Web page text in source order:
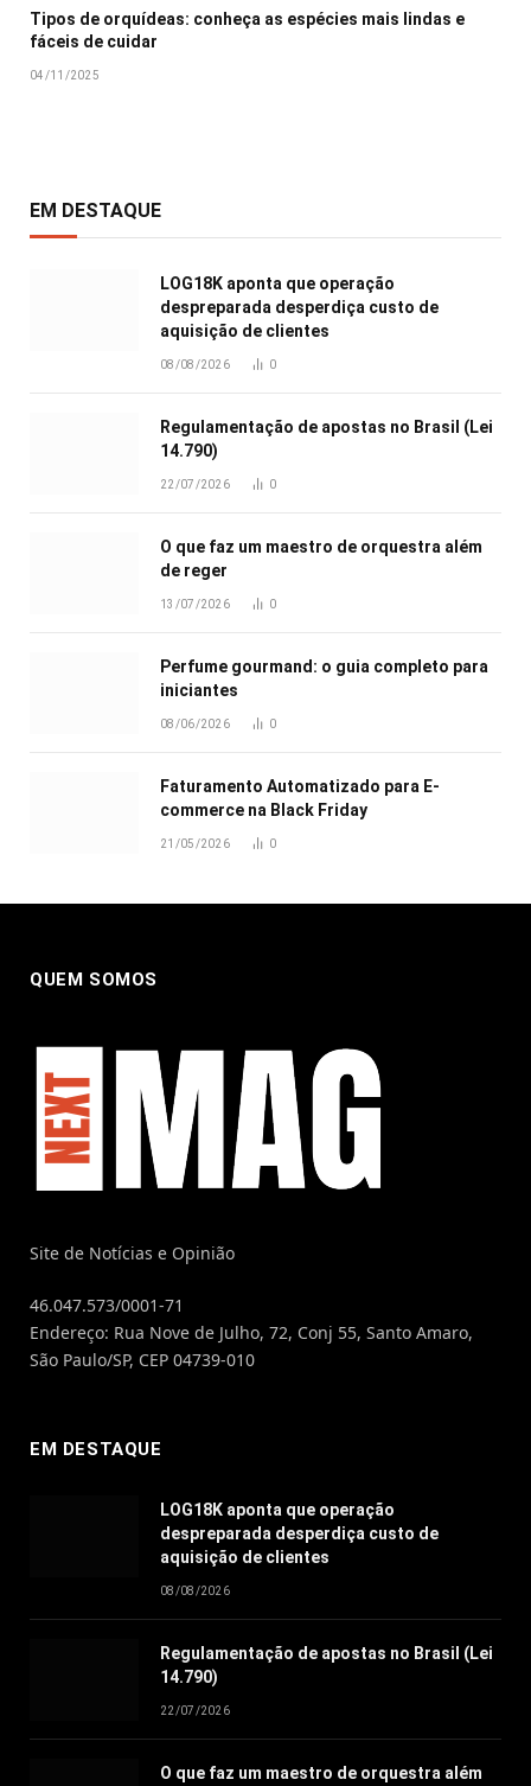
Tipos de orquídeas: conheça as espécies mais lindas e
fáceis de cuidar
04/11/2025
EM DESTAQUE
LOG18K aponta que operação
despreparada desperdiça custo de
aquisição de clientes
08/08/2026 0
Regulamentação de apostas no Brasil (Lei
14.790)
22/07/2026 0
O que faz um maestro de orquestra além
de reger
13/07/2026 0
Perfume gourmand: o guia completo para
iniciantes
08/06/2026 0
Faturamento Automatizado para E-
commerce na Black Friday
21/05/2026 0
QUEM SOMOS
Site de Notícias e Opinião
46.047.573/0001-71
Endereço: Rua Nove de Julho, 72, Conj 55, Santo Amaro,
São Paulo/SP, CEP 04739-010
EM DESTAQUE
LOG18K aponta que operação
despreparada desperdiça custo de
aquisição de clientes
08/08/2026
Regulamentação de apostas no Brasil (Lei
14.790)
22/07/2026
O que faz um maestro de orquestra além